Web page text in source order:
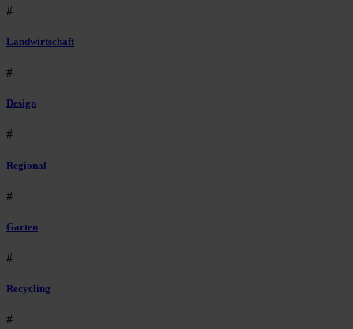
#
Landwirtschaft
#
Design
#
Regional
#
Garten
#
Recycling
#